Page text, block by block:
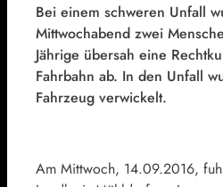
Bei einem schweren Unfall
Mittwochabend zwei
Jährige übersah eine
Fahrbahn ab. In den Unfall
Fahrzeug verwickelt.
Am Mittwoch, 14.09.2016,